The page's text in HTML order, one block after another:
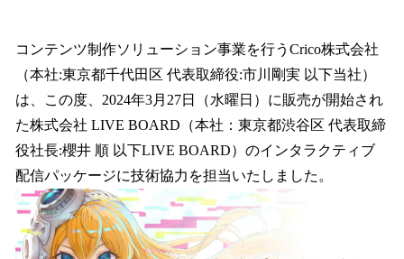
！
数
を
読
み
込
み
中
で
す
コンテンツ制作ソリューション事業を行うCrico株式会社
（本社:東京都千代田区 代表取締役:市川剛実 以下当社）
は、この度、2024年3月27日（水曜日）に販売が開始され
た株式会社 LIVE BOARD（本社：東京都渋谷区 代表取締
役社長:櫻井 順 以下LIVE BOARD）のインタラクティブ
配信パッケージに技術協力を担当いたしました。